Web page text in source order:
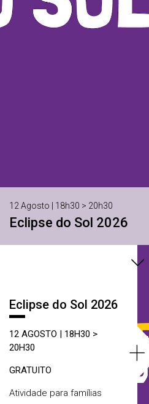
12 Agosto | 18h30 > 20h30
Eclipse do Sol 2026
Eclipse do Sol 2026
12 AGOSTO | 18H30 >
20H30
GRATUITO
Atividade para famílias
+